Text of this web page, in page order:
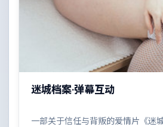
迷城档案·弹幕互动
一部关于信任与背叛的爱情片《迷